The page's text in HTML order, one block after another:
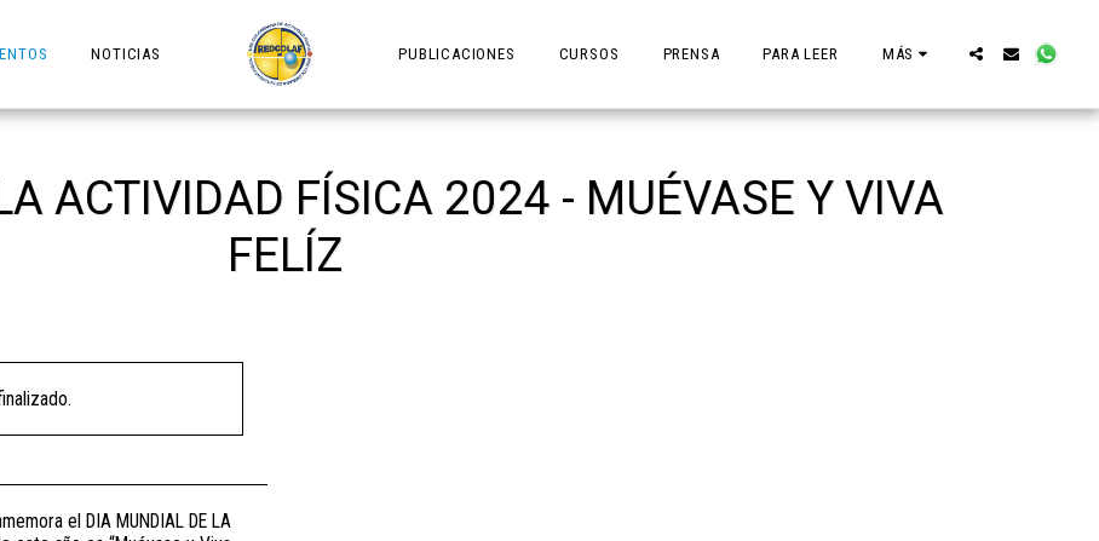
NOTICIAS PUBLICACIONES CURSOS PRENSA PARA LEER MÁS
ACTIVIDAD FÍSICA 2024 - MUÉVASE Y VIVA
FELÍZ
el DIA MUNDIAL DE LA